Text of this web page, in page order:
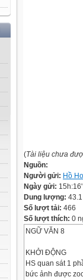
(Tài liệu chưa
Nguồn:
Người gửi: Hồ
Ngày gửi:
Dung lượng:
Số lượt tải: 466
Số lượt thích: 0
NGỮ VĂN 8
KHỞI ĐỘNG
HS quan sát 1
bức ảnh được